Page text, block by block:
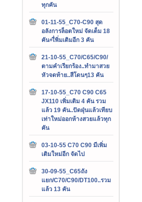
ทุกคัน
01-11-55_C70-C90 สุด
อลังการล็อตใหม่ จัดเต็ม 18
คัน+เื่พิ่มเติมอีก 3 คัน
21-10-55_C70/C65/C90/
ตามคำเรียกร้อง..ทำมาสวย
หัวจดท้าย..สีโดนๆ13 คัน
17-10-55_C70 C90 C65
JX110 เพิ่มเติม 4 คัน รวม
แล้ว 19 คัน..ปัดฝุ่นแล้วเทียบ
เท่าใหม่ออกห้างสวยแล้วทุก
คัน
03-10-55 C70 C90 มีเพิ่ม
เติมใหม่อีก จัดไป
30-09-55_C65ถัง
แยก/C70/C90/DT100..รวม
แล้ว 13 คัน